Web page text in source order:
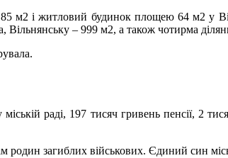
м2 і житловий будинок площею 64 м2 у
– 999 м2, а також чотирма
раді, 197 тисяч гривень пенсії, 2
загиблих військових. Єдиний син